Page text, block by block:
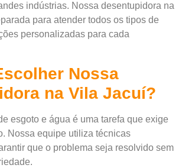
indústrias. Nossa desentupidora na
para atender todos os tipos de
personalizadas para cada
Nossa
na Vila Jacuí?
esgoto e água é uma tarefa que exige
Nossa equipe utiliza técnicas
que o problema seja resolvido sem